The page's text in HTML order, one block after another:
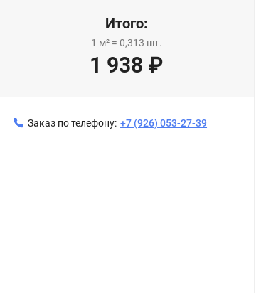
Итого:
1 м²= 0,313 шт.
1 938 ₽
Заказ по телефону: +7 (926) 053-27-39